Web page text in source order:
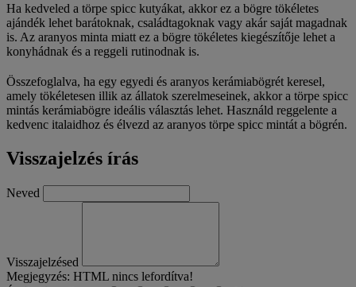
Ha kedveled a törpe spicc kutyákat, akkor ez a bögre tökéletes
ajándék lehet barátoknak, családtagoknak vagy akár saját magadnak
is. Az aranyos minta miatt ez a bögre tökéletes kiegészítője lehet a
konyhádnak és a reggeli rutinodnak is.
Összefoglalva, ha egy egyedi és aranyos kerámiabögrét keresel,
amely tökéletesen illik az állatok szerelmeseinek, akkor a törpe spicc
mintás kerámiabögre ideális választás lehet. Használd reggelente a
kedvenc italaidhoz és élvezd az aranyos törpe spicc mintát a bögrén.
Visszajelzés írás
Neved
Visszajelzésed
Megjegyzés: HTML nincs lefordítva!